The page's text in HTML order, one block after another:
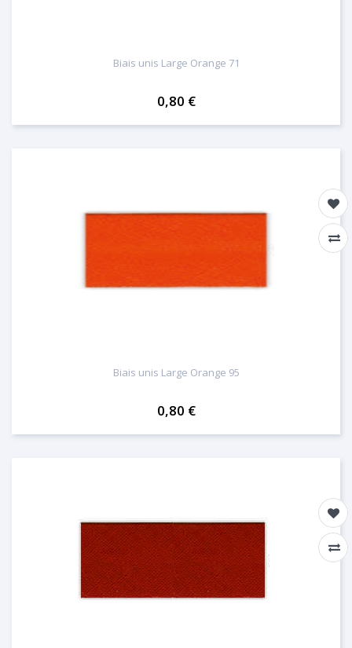
Biais unis Large Orange 71
0,80 €
Biais unis Large Orange 95
0,80 €